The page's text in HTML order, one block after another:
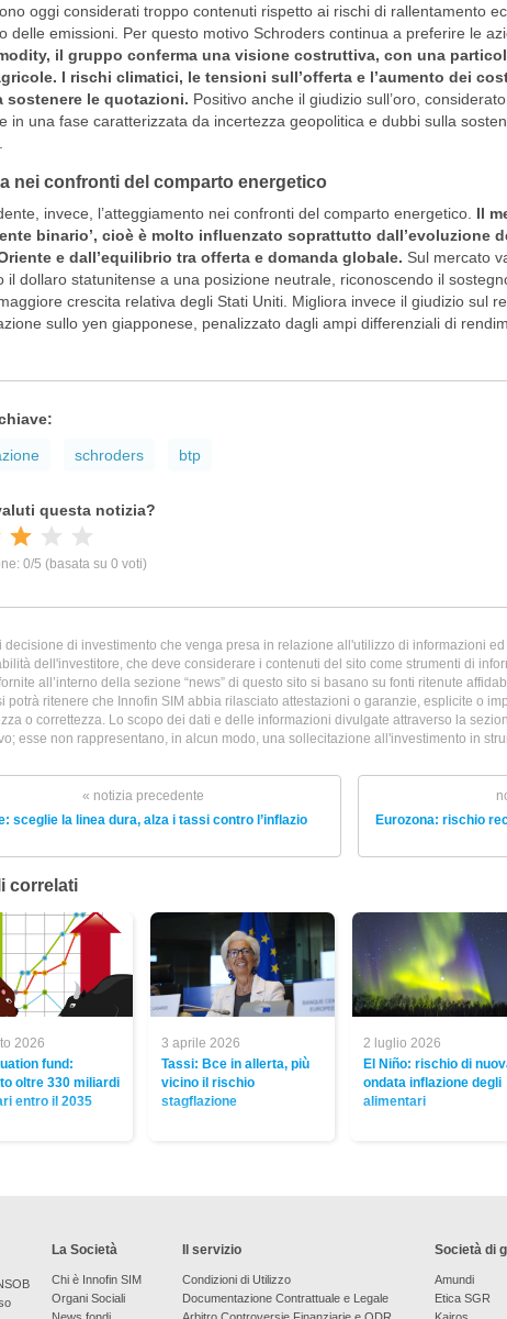
oggi considerati troppo contenuti rispetto ai rischi di rallentamento
delle emissioni. Per questo motivo Schroders continua a preferire le
il gruppo conferma una visione costruttiva, con una
I rischi climatici, le tensioni sull’offerta e l’aumento dei
sostenere le quotazioni. Positivo anche il giudizio sull’oro,
in una fase caratterizzata da incertezza geopolitica e dubbi sulla
nei confronti del comparto energetico
invece, l’atteggiamento nei confronti del comparto energetico. Il
binario’, cioè è molto influenzato soprattutto dall’evoluzione
e dall’equilibrio tra offerta e domanda globale. Sul mercato
il dollaro statunitense a una posizione neutrale, riconoscendo il
crescita relativa degli Stati Uniti. Migliora invece il giudizio sul
sullo yen giapponese, penalizzato dagli ampi differenziali di
schroders btp
decisione di investimento che venga presa in relazione all'utilizzo di informazioni
dell'investitore, che deve considerare i contenuti del sito come strumenti di
all’interno della sezione “news” di questo sito si basano su fonti ritenute
potrà ritenere che Innofin SIM abbia rilasciato attestazioni o garanzie, esplicite o
o correttezza. Lo scopo dei dati e delle informazioni divulgate attraverso la
esse non rappresentano, in alcun modo, una sollecitazione all'investimento in
« notizia precedente
sceglie la linea dura, alza i tassi contro l’inflazio
Eurozona: rischio
correlati
2026
fund:
oltre 330 miliardi
entro il 2035
3 aprile 2026
Tassi: Bce in allerta, più
vicino il rischio
stagflazione
2 luglio 2026
El Niño: rischio di
ondata inflazione degli
alimentari
La Società
Chi è Innofin SIM
Organi Sociali
Il servizio
Condizioni di Utilizzo
Documentazione Contrattuale e Legale
Società di
Amundi
Etica SGR